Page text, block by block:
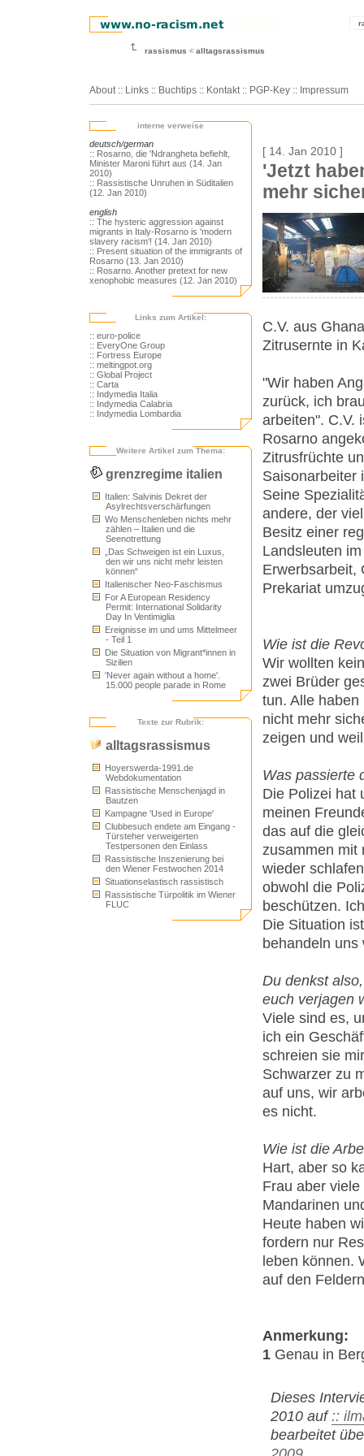
rassismus alltagsrassismus
About :: Links :: Buchtips :: Kontakt :: PGP-Key :: Impressum
interne verweise
deutsch/german
:: Rosarno, die 'Ndrangheta befiehlt,
Minister Maroni führt aus (14. Jan
2010)
:: Rassistische Unruhen in Süditalien
(12. Jan 2010)
english
:: The hysteric aggression against
migrants in Italy-Rosarno is 'modern
slavery racism'! (14. Jan 2010)
:: Present situation of the immigrants of
Rosarno (13. Jan 2010)
:: Rosarno. Another pretext for new
xenophobic measures (12. Jan 2010)
Links zum Artikel:
:: euro-police
:: EveryOne Group
:: Fortress Europe
:: meltingpot.org
:: Global Project
:: Carta
:: Indymedia Italia
:: Indymedia Calabria
:: Indymedia Lombardia
Weitere Artikel zum Thema:
grenzregime italien
Italien: Salvinis Dekret der
Asylrechtsverschärfungen
Wo Menschenleben nichts mehr
zählen – Italien und die
Seenotrettung
„Das Schweigen ist ein Luxus,
den wir uns nicht mehr leisten
können“
Italienischer Neo-Faschismus
For A European Residency
Permit: International Solidarity
Day In Ventimiglia
Ereignisse im und ums Mittelmeer
- Teil 1
Die Situation von Migrant*innen in
Sizilien
'Never again without a home'.
15.000 people parade in Rome
Texte zur Rubrik:
alltagsrassismus
Hoyerswerda-1991.de
Webdokumentation
Rassistische Menschenjagd in
Bautzen
Kampagne 'Used in Europe'
Clubbesuch endete am Eingang -
Türsteher verweigerten
Testpersonen den Einlass
Rassistische Inszenierung bei
den Wiener Festwochen 2014
Situationselastisch rassistisch
Rassistische Türpolitik im Wiener
FLUC
[ 14. Jan 2010 ]
'Jetzt
mehr
C.V. aus
Zitrusernte in
"Wir haben
zurück, ich
arbeiten". C.V.
Rosarno
Zitrusfrüchte
Saisonarbeiter
Seine
andere, der
Besitz einer
Landsleuten
Erwerbsarbeit,
Prekariat
Wie ist die
Wir wollten
zwei Brüder
tun. Alle
nicht mehr
zeigen und
Was passierte
Die Polizei hat
meinen
das auf die
zusammen mit
wieder
obwohl die
beschützen.
Die Situation
behandeln uns
Du denkst
euch verjagen
Viele sind es,
ich ein
schreien sie
Schwarzer zu
auf uns, wir
es nicht.
Wie ist die
Hart, aber so
Frau aber
Mandarinen
Heute haben
fordern nur
leben können.
auf den
Anmerkung:
1 Genau in
Dieses
2010 auf ::
bearbeitet